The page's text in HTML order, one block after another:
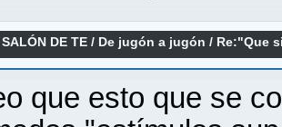
SALÓN DE TE / De jugón a jugón / Re:"Que
desapareció el "pomodoro"
que esto que se